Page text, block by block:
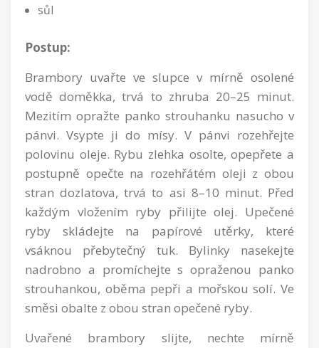
sůl
Postup:
Brambory uvařte ve slupce v mírně osolené
vodě doměkka, trvá to zhruba 20–25 minut.
Mezitím opražte panko strouhanku nasucho v
pánvi. Vsypte ji do mísy. V pánvi rozehřejte
polovinu oleje. Rybu zlehka osolte, opepřete a
postupně opečte na rozehřátém oleji z obou
stran dozlatova, trvá to asi 8–10 minut. Před
každým vložením ryby přilijte olej. Upečené
ryby skládejte na papírové utěrky, které
vsáknou přebytečný tuk. Bylinky nasekejte
nadrobno a promíchejte s opraženou panko
strouhankou, oběma pepři a mořskou solí. Ve
směsi obalte z obou stran opečené ryby.
Uvařené brambory slijte, nechte mírně